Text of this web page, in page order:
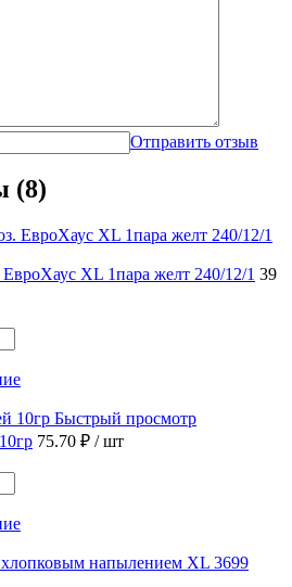
Отправить отзыв
(8)
ХL 1пара желт 240/12/1 39
Быстрый просмотр
75.70 ₽ / шт